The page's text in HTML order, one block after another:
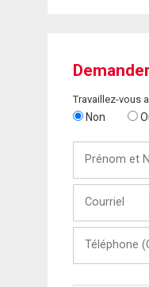
Travaillez-vous
Non
Nom
(Optionnel)